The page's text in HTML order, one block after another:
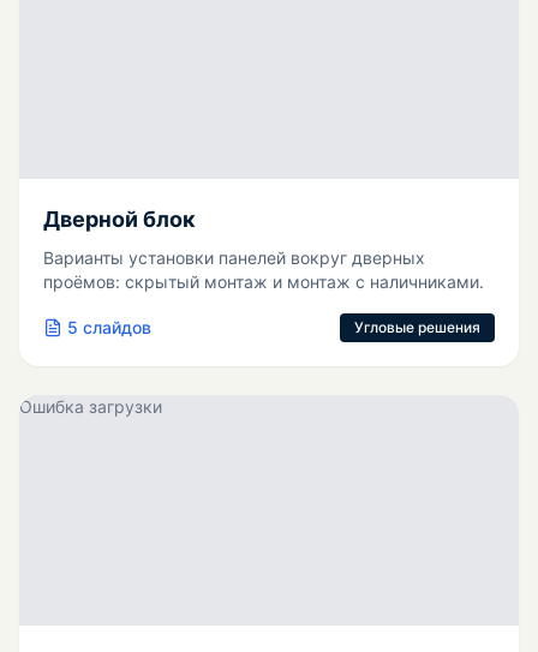
Дверной блок
Варианты установки панелей вокруг дверных
проёмов: скрытый монтаж и монтаж с наличниками.
5 слайдов Угловые решения
Ошибка загрузки